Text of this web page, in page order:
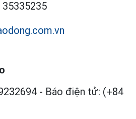
- Báo điện tử: (+84